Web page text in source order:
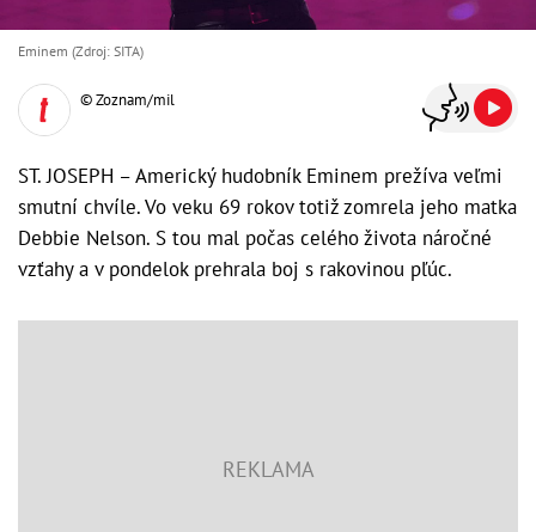
Eminem (Zdroj: SITA)
© Zoznam/mil
ST. JOSEPH – Americký hudobník Eminem prežíva veľmi
smutní chvíle. Vo veku 69 rokov totiž zomrela jeho matka
Debbie Nelson. S tou mal počas celého života náročné
vzťahy a v pondelok prehrala boj s rakovinou pľúc.